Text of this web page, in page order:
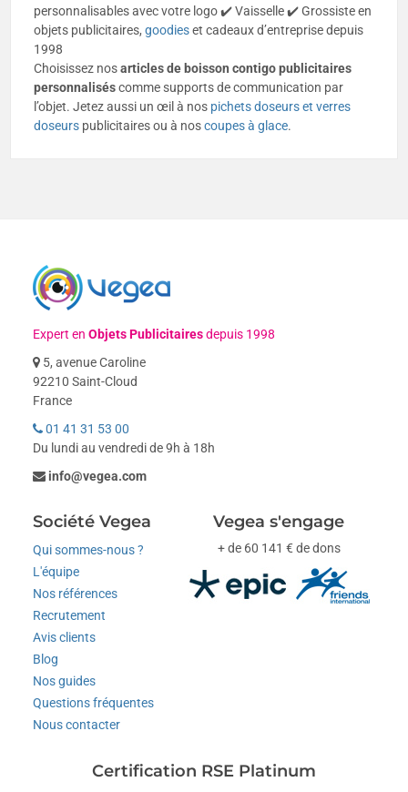
personnalisables avec votre logo ✔️ Vaisselle ✔️ Grossiste en
objets publicitaires,goodieset cadeaux d’entreprise depuis
1998
Choisissez nosarticles de boisson contigo publicitaires
personnaliséscomme supports de communication par
l’objet. Jetez aussi un œil à nos pichets doseurs et verres
doseurs publicitaires ou à noscoupes à glace.
Expert enObjets Publicitairesdepuis 1998
5, avenue Caroline
92210 Saint-Cloud
France
01 41 31 53 00
Du lundi au vendredi de 9h à 18h
info@vegea.com
Société Vegea
Qui sommes-nous ?
L'équipe
Nos références
Recrutement
Avis clients
Blog
Nos guides
Questions fréquentes
Nous contacter
Vegea s'engage
+ de 60 141 € de dons
Certification RSE Platinum